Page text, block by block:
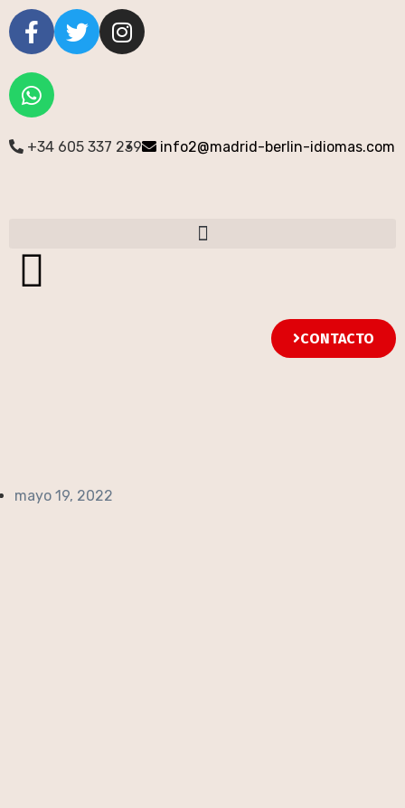
+34 605 337 239 info2@madrid-berlin-idiomas.com
CONTACTO
mayo 19, 2022